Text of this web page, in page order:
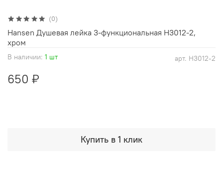
(0)
арт. H3012-2
В наличии: 1 шт
650 ₽
Купить в 1 клик
Hansen Душевая лейка 3-функциональная H3012-2,
хром